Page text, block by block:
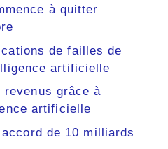
à quitter
de failles de
artificielle
revenus grâce à
artificielle
de 10 milliards